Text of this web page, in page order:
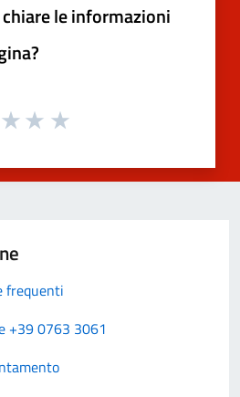
le informazioni
frequenti
+39 0763 3061